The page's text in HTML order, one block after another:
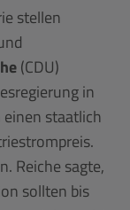
stellen
(CDU)
in
staatlich
Reiche sagte,
sollten bis